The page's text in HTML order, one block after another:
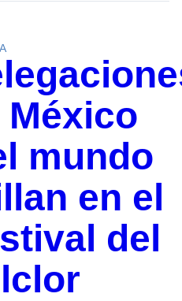
México
mundo
en el
del